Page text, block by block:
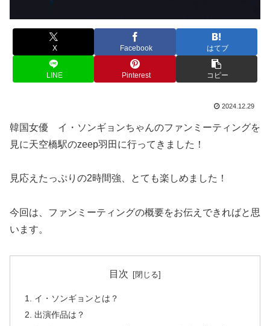
X Facebook はてブ
LINE Pinterest コピー
2024.12.29
韓国女優 イ・ソンギョンちゃんのファンミーティングを
見に天空橋駅のzeep羽田に行ってきました！
見応えたっぷりの2時間強、とても楽しめました！
今回は、ファンミーティングの概要をお伝えできればと思
います。
目次
イ・ソンギョンとは？
出演作品は？